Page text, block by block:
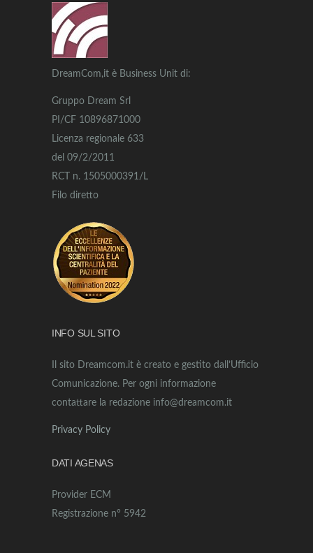
DreamCom,it è Business Unit di:
Gruppo Dream Srl
PI/CF 10896871000
Licenza regionale 633
del 09/2/2011
RCT n. 1505000391/L
Filo diretto
INFO SUL SITO
Il sito Dreamcom.it è creato e gestito dall’Ufficio
Comunicazione. Per ogni informazione
contattare la redazione info@dreamcom.it
Privacy Policy
DATI AGENAS
Provider ECM
Registrazione n° 5942